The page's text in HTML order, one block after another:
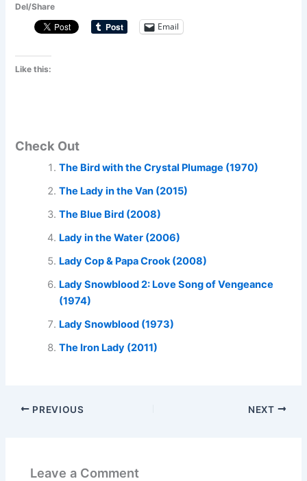
Del/Share
Email
Like this:
Check Out
The Bird with the Crystal Plumage (1970)
The Lady in the Van (2015)
The Blue Bird (2008)
Lady in the Water (2006)
Lady Cop & Papa Crook (2008)
Lady Snowblood 2: Love Song of Vengeance
(1974)
Lady Snowblood (1973)
The Iron Lady (2011)
PREVIOUS NEXT
Leave a Comment